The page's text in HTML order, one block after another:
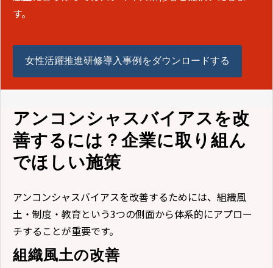
す。
女性活躍推進研修導入事例をダウンロードする
アンコンシャスバイアスを改
善するには？企業に取り組ん
でほしい施策
アンコンシャスバイアスを改善するためには、組織風
土・制度・教育という3つの側面から体系的にアプロー
チすることが重要です。
組織風土の改善